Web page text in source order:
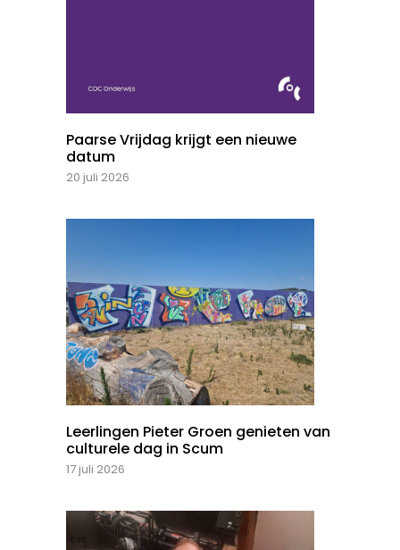
Paarse Vrijdag krijgt een nieuwe
datum
20 juli 2026
Leerlingen Pieter Groen genieten van
culturele dag in Scum
17 juli 2026